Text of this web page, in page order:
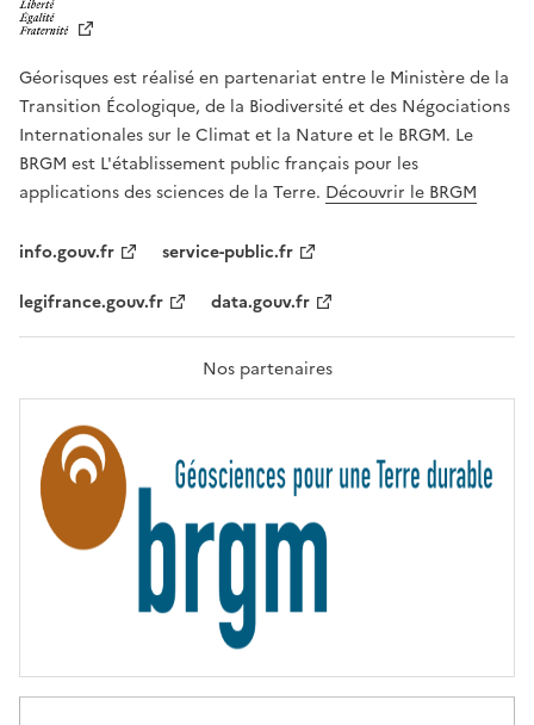
T
É
,
É
G
A
L
F
A
T
R
T
É
Géorisques est réalisé en partenariat entre le Ministère de la
Transition Écologique, de la Biodiversité et des Négociations
Internationales sur le Climat et la Nature et le BRGM. Le
BRGM est L'établissement public français pour les
applications des sciences de la Terre. Découvrir le BRGM
info.gouv.fr
service-public.fr
legifrance.gouv.fr
data.gouv.fr
Nos partenaires